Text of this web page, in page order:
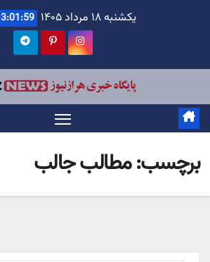
یکشنبه ۱۸ مرداد ۱۴۰۵ 3:02:01 AM
برچسب:مطالب جالب